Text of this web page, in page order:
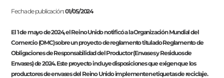
Fecha de publicación:01/05/2024
El 1 de mayo de 2024, el Reino Unido notificó a la Organización Mundial del
Comercio (OMC) sobre un proyecto de reglamento titulado Reglamento de
Obligaciones de Responsabilidad del Productor (Envases y Residuos de
Envases) de 2024. Este proyecto incluye disposiciones que exigen que los
productores de envases del Reino Unido implementen etiquetas de reciclaje.